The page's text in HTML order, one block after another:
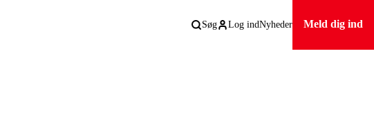
Søg Log indNyheder Meld dig ind